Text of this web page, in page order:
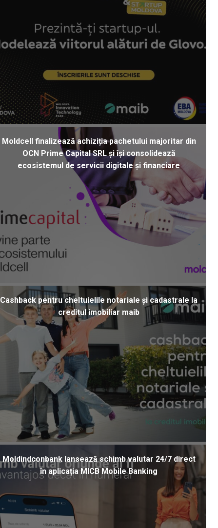
Moldcell finalizează achiziția pachetului majoritar din
OCN Prime Capital SRL și își consolidează
ecosistemul de servicii digitale și financiare
Cashback pentru cheltuielile notariale și cadastrale la
creditul imobiliar maib
Moldindconbank lansează schimb valutar 24/7 direct
în aplicația MICB Mobile Banking